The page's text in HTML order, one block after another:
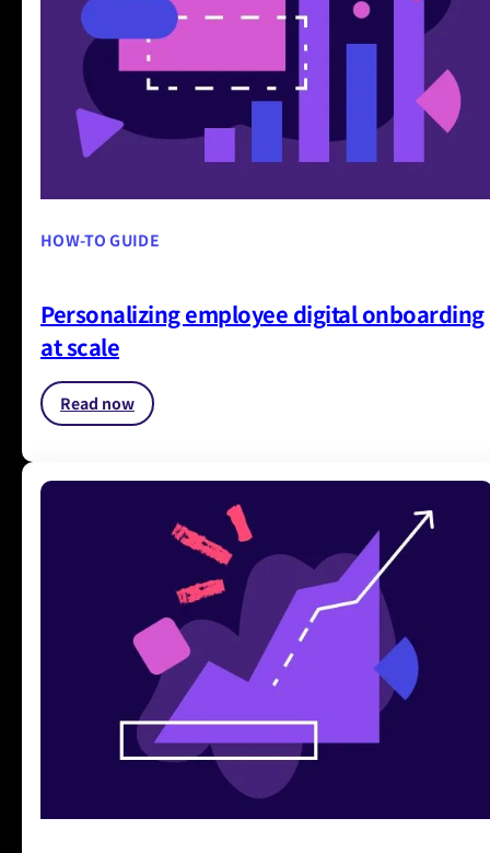
HOW-TO GUIDE
Personalizing employee digital onboarding
at scale
Read now